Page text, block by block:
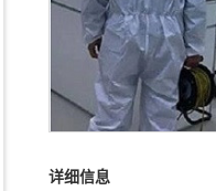
详细信息